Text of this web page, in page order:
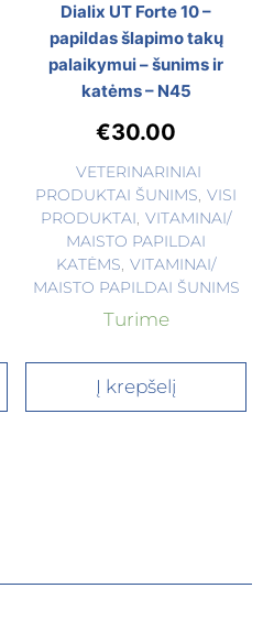
Dialix UT Forte 10 –
papildas šlapimo takų
palaikymui – šunims ir
katėms – N45
€30.00
VETERINARINIAI
PRODUKTAI ŠUNIMS VISI
PRODUKTAI VITAMINAI/
MAISTO PAPILDAI
KATĖMS VITAMINAI/
MAISTO PAPILDAI ŠUNIMS
Turime
Į krepšelį